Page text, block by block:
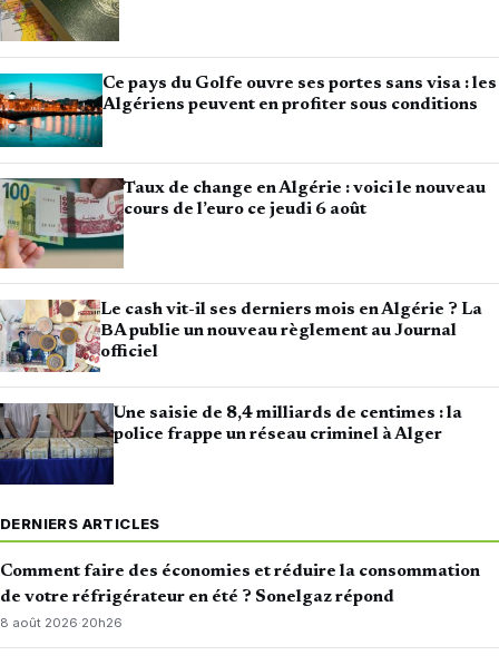
Ce pays du Golfe ouvre ses portes sans visa : les
Algériens peuvent en profiter sous conditions
Taux de change en Algérie : voici le nouveau
cours de l’euro ce jeudi 6 août
Le cash vit-il ses derniers mois en Algérie ? La
BA publie un nouveau règlement au Journal
officiel
Une saisie de 8,4 milliards de centimes : la
police frappe un réseau criminel à Alger
DERNIERS ARTICLES
Comment faire des économies et réduire la consommation
de votre réfrigérateur en été ? Sonelgaz répond
8 août 2026·20h26